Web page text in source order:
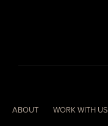
ABOUT WORK WITH US